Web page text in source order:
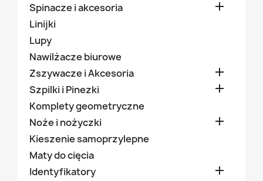
Spinacze i akcesoria 
Linijki
Lupy
Nawilżacze biurowe
Zszywacze i Akcesoria

Szpilki i Pinezki 
Komplety geometryczne
Noże i nożyczki

Kieszenie samoprzylepne
Maty do cięcia
Identyfikatory
